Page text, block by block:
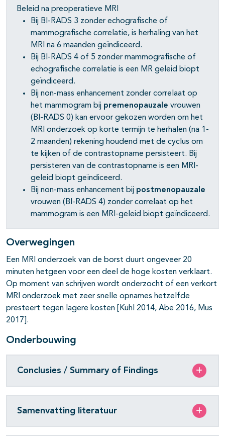
open- en dichtklappen
open- en dichtklappen
open- en dichtklappen
Beleid na preoperatieve MRI
Bij BI-RADS 3 zonder echografische of
mammografische correlatie, is herhaling van het
MRI na 6 maanden geïndiceerd.
Bij BI-RADS 4 of 5 zonder mammografische of
echografische correlatie is een MR geleid biopt
geïndiceerd.
Bij non-mass enhancement zonder correlaat op
het mammogram bij premenopauzale vrouwen
(BI-RADS 0) kan ervoor gekozen worden om het
MRI onderzoek op korte termijn te herhalen (na 1-
2 maanden) rekening houdend met de cyclus om
te kijken of de contrastopname persisteert. Bij
persisteren van de contrastopname is een MRI-
geleid biopt geïndiceerd.
Bij non-mass enhancement bij postmenopauzale
vrouwen (BI-RADS 4) zonder correlaat op het
mammogram is een MRI-geleid biopt geïndiceerd.
Overwegingen
Een MRI onderzoek van de borst duurt ongeveer 20
minuten hetgeen voor een deel de hoge kosten verklaart.
Op moment van schrijven wordt onderzocht of een verkort
MRI onderzoek met zeer snelle opnames hetzelfde
presteert tegen lagere kosten [Kuhl 2014, Abe 2016, Mus
2017].
Onderbouwing
Conclusies / Summary of Findings
Samenvatting literatuur